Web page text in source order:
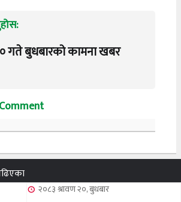
गते बुधबारको कामना खबर
२०८३ श्रावण २०, बुधबार